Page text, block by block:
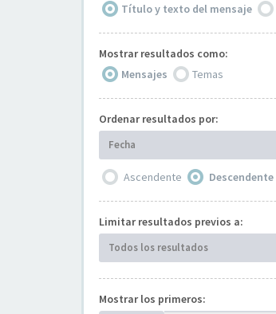
Título y texto del mensaje
Mostrar resultados como:
Mensajes
Temas
Ordenar resultados por:
Fecha
Ascendente Descendente
Limitar resultados previos a:
Todos los resultados
Mostrar los primeros: